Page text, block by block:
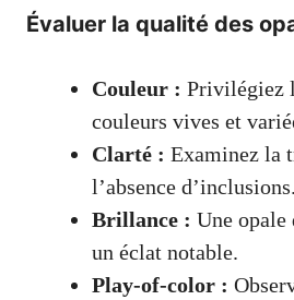
Évaluer la qualité des
Couleur : Privilégiez
couleurs vives et
Clarté : Examinez la
l’absence d’inclusions.
Brillance : Une opale
un éclat notable.
Play-of-color :